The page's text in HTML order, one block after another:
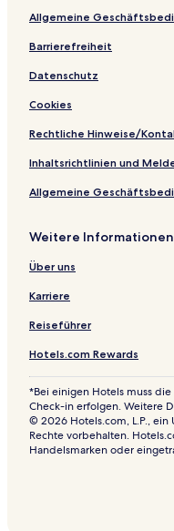
Allgemeine
Barrierefreiheit
Datenschutz
Cookies
Rechtliche Hinweise/
Inhaltsrichtlinien und
Allgemeine
Weitere Informationen
Über uns
Karriere
Reiseführer
Hotels.com Rewards
*Bei einigen Hotels muss
Check-in erfolgen. Weitere
© 2026 Hotels.com, L.P.,
Rechte vorbehalten.
Handelsmarken oder